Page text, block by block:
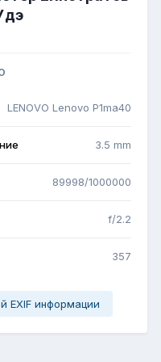
LENOVO Lenovo P1ma40
3.5 mm
89998/1000000
f/2.2
357
EXIF информации